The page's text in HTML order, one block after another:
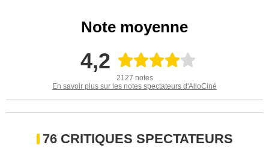
Note moyenne
4,2
2127 notes
En savoir plus sur les notes spectateurs d'AlloCiné
76 CRITIQUES SPECTATEURS